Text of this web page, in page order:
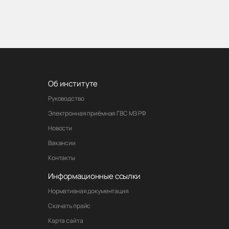
Об институте
Руководство
Электронная приёмная ГВС МЗ РФ
Новости
Вакансии
Контакты
Информационные ссылки
Нормативная документация
Скачать прайс
Карта сайта